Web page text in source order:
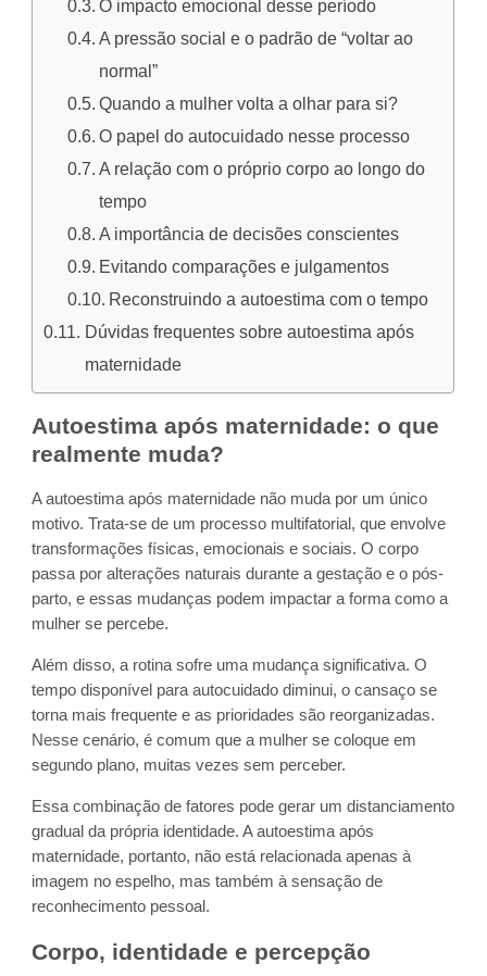
O impacto emocional desse período
A pressão social e o padrão de “voltar ao
normal”
Quando a mulher volta a olhar para si?
O papel do autocuidado nesse processo
A relação com o próprio corpo ao longo do
tempo
A importância de decisões conscientes
Evitando comparações e julgamentos
Reconstruindo a autoestima com o tempo
Dúvidas frequentes sobre autoestima após
maternidade
Autoestima após maternidade: o que
realmente muda?
A autoestima após maternidade não muda por um único
motivo. Trata-se de um processo multifatorial, que envolve
transformações físicas, emocionais e sociais. O corpo
passa por alterações naturais durante a gestação e o pós-
parto, e essas mudanças podem impactar a forma como a
mulher se percebe.
Além disso, a rotina sofre uma mudança significativa. O
tempo disponível para autocuidado diminui, o cansaço se
torna mais frequente e as prioridades são reorganizadas.
Nesse cenário, é comum que a mulher se coloque em
segundo plano, muitas vezes sem perceber.
Essa combinação de fatores pode gerar um distanciamento
gradual da própria identidade. A autoestima após
maternidade, portanto, não está relacionada apenas à
imagem no espelho, mas também à sensação de
reconhecimento pessoal.
Corpo, identidade e percepção